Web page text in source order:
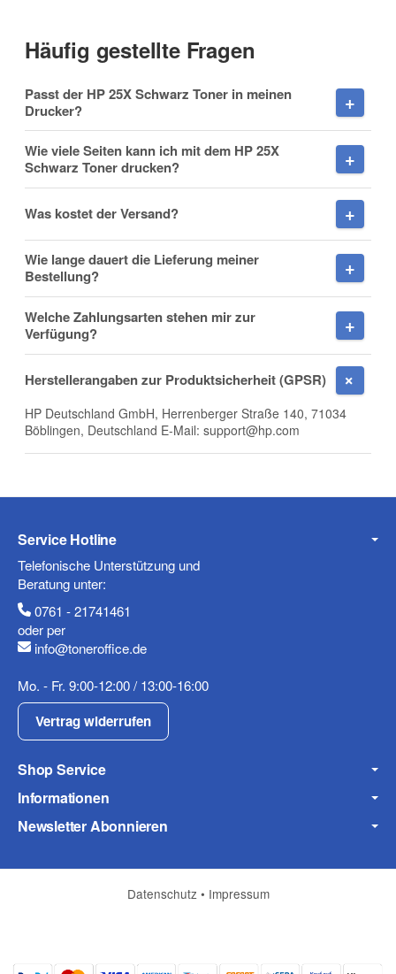
Nachname
Firma
Mobiltelefon
Frage zum Artikel
Ihre Frage
Häufig gestellte Fragen
Passt der HP 25X Schwarz Toner in meinen
Drucker?
Wie viele Seiten kann ich mit dem HP 25X
Schwarz Toner drucken?
Was kostet der Versand?
Wie lange dauert die Lieferung meiner
Bestellung?
Welche Zahlungsarten stehen mir zur
Verfügung?
Herstellerangaben zur Produktsicherheit (GPSR)
HP Deutschland GmbH, Herrenberger Straße 140, 71034
Böblingen, Deutschland E-Mail: support@hp.com
Service Hotline
Telefonische Unterstützung und
Beratung unter:
0761 - 21741461
oder per
info@toneroffice.de
Mo. - Fr. 9:00-12:00 / 13:00-16:00
Vertrag widerrufen
Shop Service
Informationen
Newsletter Abonnieren
Datenschutz • Impressum